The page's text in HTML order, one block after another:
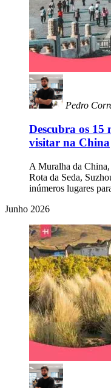
Pedro
Descubra os 15
visitar na China
A Muralha da
Rota da Seda,
inúmeros lugares
Junho 2026